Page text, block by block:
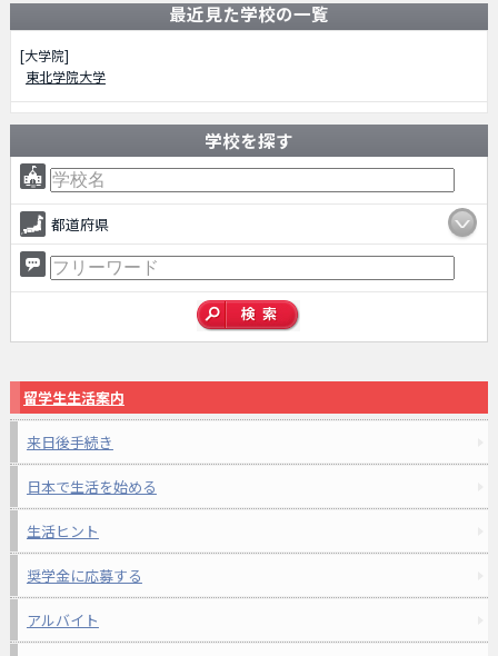
最近見た学校の一覧
[大学院]
東北学院大学
学校を探す
都道府県
留学生生活案内
来日後手続き
日本で生活を始める
生活ヒント
奨学金に応募する
アルバイト